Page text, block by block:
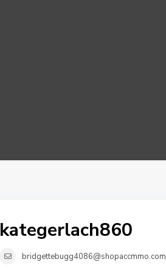
kategerlach860
bridgettebugg4086@shopaccmmo.com